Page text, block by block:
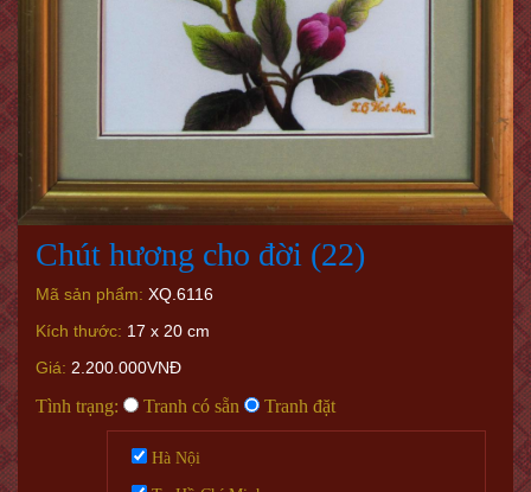
Chút hương cho đời (22)
Mã sản phẩm: XQ.6116
Kích thước: 17 x 20 cm
Giá: 2.200.000VNĐ
Tình trạng: Tranh có sẵn Tranh đặt
Hà Nội